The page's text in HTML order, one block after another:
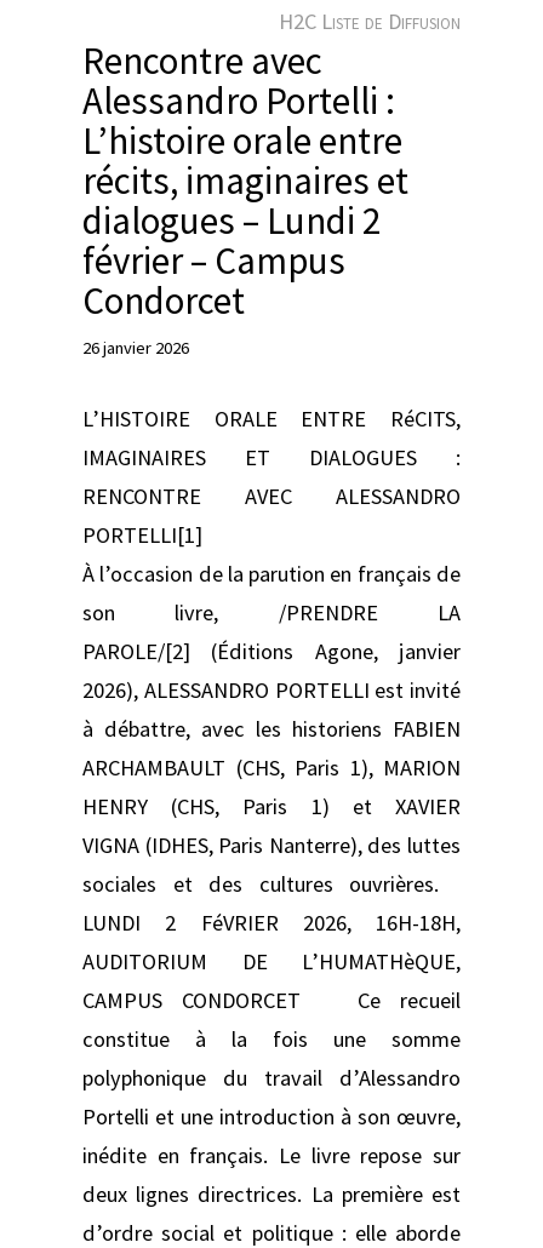
H2C Liste de Diffusion
Rencontre avec
Alessandro Portelli :
L’histoire orale entre
récits, imaginaires et
dialogues – Lundi 2
février – Campus
Condorcet
26 janvier 2026
L’HISTOIRE ORALE ENTRE RéCITS,
IMAGINAIRES ET DIALOGUES :
RENCONTRE AVEC ALESSANDRO
PORTELLI[1]
À l’occasion de la parution en français de
son livre, /PRENDRE LA
PAROLE/[2] (Éditions Agone, janvier
2026), ALESSANDRO PORTELLI est invité
à débattre, avec les historiens FABIEN
ARCHAMBAULT (CHS, Paris 1), MARION
HENRY (CHS, Paris 1) et XAVIER
VIGNA (IDHES, Paris Nanterre), des luttes
sociales et des cultures ouvrières.
LUNDI 2 FéVRIER 2026, 16H-18H,
AUDITORIUM DE L’HUMATHèQUE,
CAMPUS CONDORCET Ce recueil
constitue à la fois une somme
polyphonique du travail d’Alessandro
Portelli et une introduction à son œuvre,
inédite en français. Le livre repose sur
deux lignes directrices. La première est
d’ordre social et politique : elle aborde